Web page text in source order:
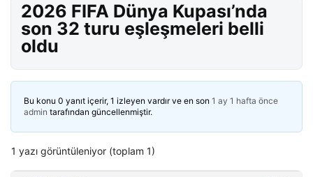
2026 FIFA Dünya Kupası’nda
son 32 turu eşleşmeleri belli
oldu
Bu konu 0 yanıt içerir, 1 izleyen vardır ve en son 1 ay 1 hafta önce
admin tarafından güncellenmiştir.
1 yazı görüntüleniyor (toplam 1)